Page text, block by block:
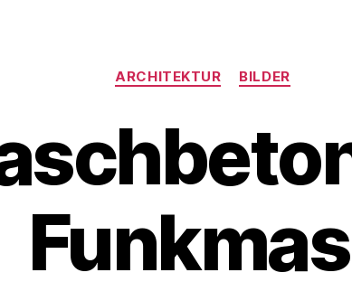
Kategorien
ARCHITEKTUR BILDER